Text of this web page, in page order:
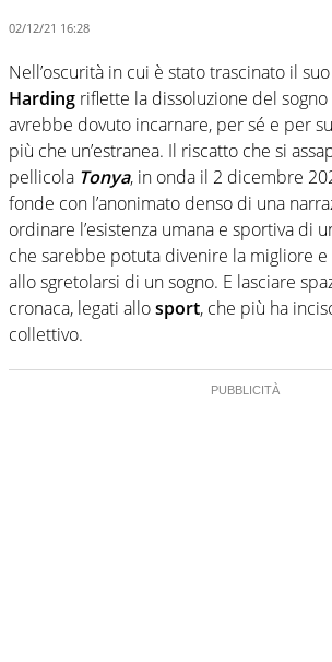
02/12/21 16:28
Nell’oscurità in cui è stato trascinato il
Harding riflette la dissoluzione del
avrebbe dovuto incarnare, per sé e per
più che un’estranea. Il riscatto che si
pellicola Tonya, in onda il 2 dicembre
fonde con l’anonimato denso di una
ordinare l’esistenza umana e sportiva di
che sarebbe potuta divenire la migliore e
allo sgretolarsi di un sogno. E lasciare
cronaca, legati allosport, che più ha
collettivo.